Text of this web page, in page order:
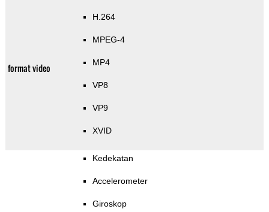
format video
H.264
MPEG-4
MP4
VP8
VP9
XVID
Kedekatan
Accelerometer
Giroskop